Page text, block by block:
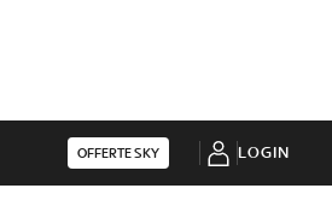
OFFERTE SKY LOGIN